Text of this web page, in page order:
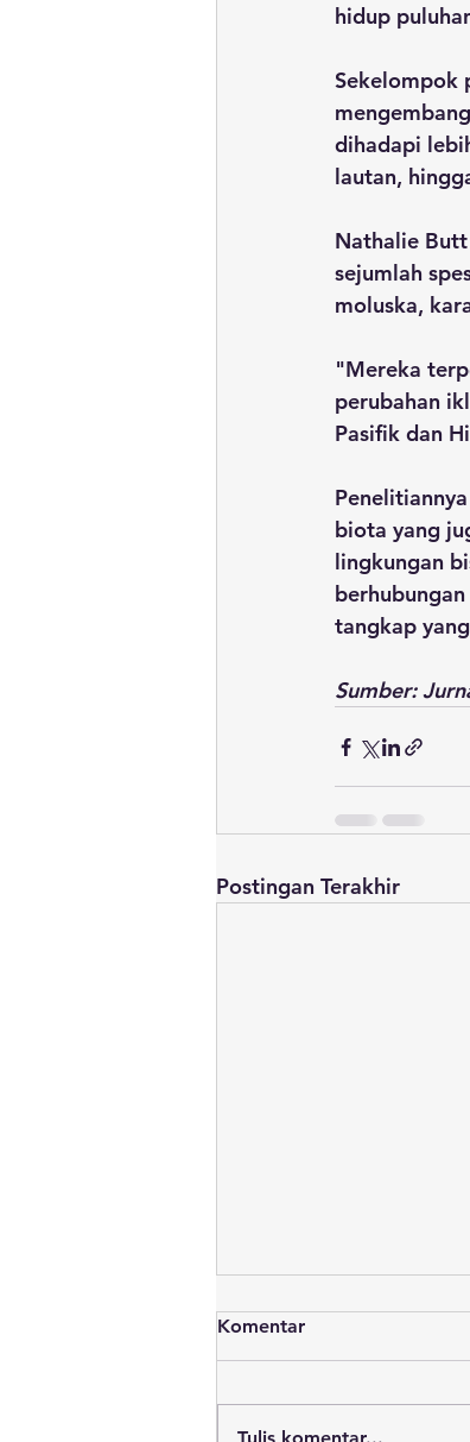
hidup
Sekelompok
dihadapi
lautan,
Nathalie
sejumlah
moluska,
"Mereka
perubahan
Pasifik dan
biota yang
lingkungan
tangkap
Sumber:
Postingan Terakhir
Komentar